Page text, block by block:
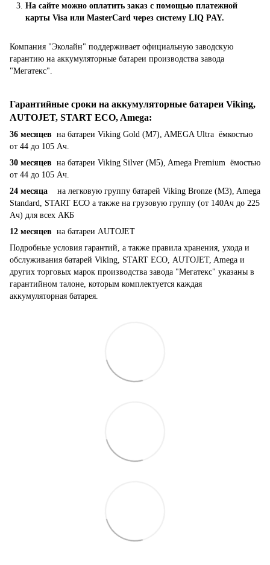
На сайте можно оплатить заказ с помощью платежной
карты Visa или MasterCard через систему LIQ PAY.
Компания "Эколайн" поддерживает официальную заводскую
гарантию на аккумуляторные батареи производства завода
"Мегатекс".
Гарантийные сроки на аккумуляторные батареи Viking,
AUTOJET, START ECO, Amega:
36 месяцев на батареи Viking Gold (M7), AMEGA Ultra ёмкостью
от 44 до 105 Ач.
30 месяцев на батареи Viking Silver (M5), Amega Premium ёмостью
от 44 до 105 Ач.
24 месяца на легковую группу батарей Viking Bronze (M3), Amega
Standard, START ECO а также на грузовую группу (от 140Ач до 225
Ач) для всех АКБ
12 месяцев на батареи AUTOJET
Подробные условия гарантий, а также правила хранения, ухода и
обслуживания батарей Viking, START ECO, AUTOJET, Amega и
других торговых марок производства завода "Мегатекс" указаны в
гарантийном талоне, которым комплектуется каждая
аккумуляторная батарея.